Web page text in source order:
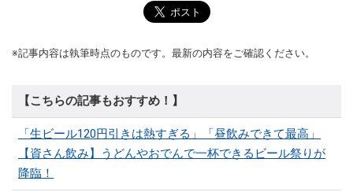
※記事内容は執筆時点のものです。最新の内容をご確認ください。
【こちらの記事もおすすめ！】
「生ビール120円引きは熱すぎる」「昼飲みできて最高」
【資さん飲み】うどんやおでんで一杯できるビール祭りが
降臨！